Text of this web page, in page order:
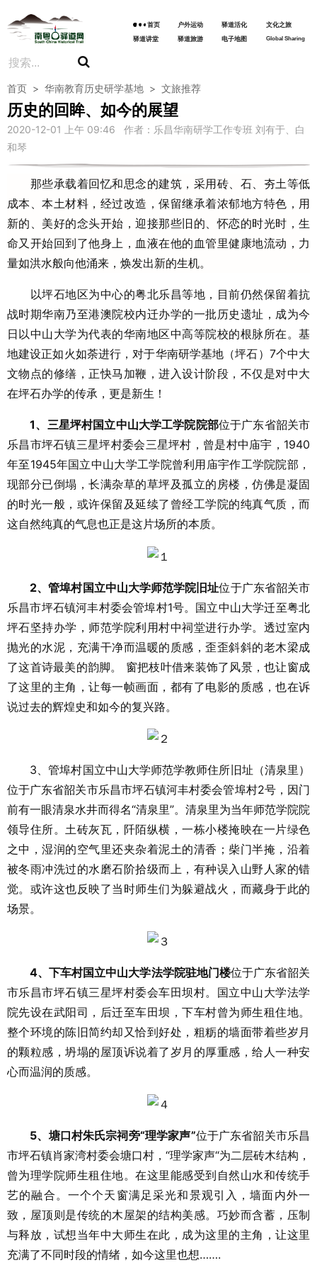
首页 户外运动 驿道活化
文化之旅
驿道讲堂
驿道旅游 电子地图 Global Sharing
首页 > 华南教育历史研学基地 > 文旅推荐
历史的回眸、如今的展望
2020-12-01 上午 09:46 作者：乐昌华南研学工作专班 刘有于、白
和琴
那些承载着回忆和思念的建筑，采用砖、石、夯土等低
成本、本土材料，经过改造，保留继承着浓郁地方特色，用
新的、美好的念头开始，迎接那些旧的、怀恋的时光时，生
命又开始回到了他身上，血液在他的血管里健康地流动，力
量如洪水般向他涌来，焕发出新的生机。
以坪石地区为中心的粤北乐昌等地，目前仍然保留着抗
战时期华南乃至港澳院校内迁办学的一批历史遗址，成为今
日以中山大学为代表的华南地区中高等院校的根脉所在。基
地建设正如火如荼进行，对于华南研学基地（坪石）7个中大
文物点的修缮，正快马加鞭，进入设计阶段，不仅是对中大
在坪石办学的传承，更是新生！
1、三星坪村国立中山大学工学院院部位于广东省韶关市
乐昌市坪石镇三星坪村委会三星坪村，曾是村中庙宇，1940
年至1945年国立中山大学工学院曾利用庙宇作工学院院部，
现部分已倒塌，长满杂草的草坪及孤立的房楼，仿佛是凝固
的时光一般，或许保留及延续了曾经工学院的纯真气质，而
这自然纯真的气息也正是这片场所的本质。
2、管埠村国立中山大学师范学院旧址位于广东省韶关市
乐昌市坪石镇河丰村委会管埠村1号。国立中山大学迁至粤北
坪石坚持办学，师范学院利用村中祠堂进行办学。透过室内
抛光的水泥，充满干净而温暖的质感，歪歪斜斜的老木梁成
了这首诗最美的韵脚。 窗把枝叶借来装饰了风景，也让窗成
了这里的主角，让每一帧画面，都有了电影的质感，也在诉
说过去的辉煌史和如今的复兴路。
3、管埠村国立中山大学师范学教师住所旧址（清泉里）
位于广东省韶关市乐昌市坪石镇河丰村委会管埠村2号，因门
前有一眼清泉水井而得名“清泉里”。清泉里为当年师范学院院
领导住所。土砖灰瓦，阡陌纵横，一栋小楼掩映在一片绿色
之中，湿润的空气里还夹杂着泥土的清香；柴门半掩，沿着
被冬雨冲洗过的水磨石阶拾级而上，有种误入山野人家的错
觉。或许这也反映了当时师生们为躲避战火，而藏身于此的
场景。
4、下车村国立中山大学法学院驻地门楼位于广东省韶关
市乐昌市坪石镇三星坪村委会车田坝村。国立中山大学法学
院先设在武阳司，后迁至车田坝，下车村曾为师生租住地。
整个环境的陈旧简约却又恰到好处，粗粝的墙面带着些岁月
的颗粒感，坍塌的屋顶诉说着了岁月的厚重感，给人一种安
心而温润的质感。
5、塘口村朱氏宗祠旁“理学家声”位于广东省韶关市乐昌
市坪石镇肖家湾村委会塘口村，“理学家声“为二层砖木结构，
曾为理学院师生租住地。在这里能感受到自然山水和传统手
艺的融合。一个个天窗满足采光和景观引入，墙面内外一
致，屋顶则是传统的木屋架的结构美感。巧妙而含蓄，压制
与释放，试想当年中大师生在此，成为这里的主角，让这里
充满了不同时段的情绪，如今这里也想…….